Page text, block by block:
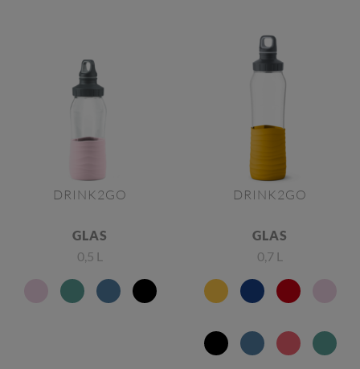
DRINK2GO
GLAS
0,5 L
DRINK2GO
GLAS
0,7 L